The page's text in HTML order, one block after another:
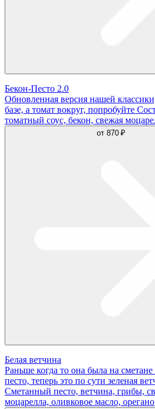
Бекон-Песто 2.0
Обновленная версия нашей
базе, а томат вокруг, попробуйте
томатный соус, бекон, свежая
от 870 ₽
Белая ветчина
Раньше когда то она была на сметане
песто, теперь это по сути зеленая
Сметанный песто, ветчина, грибы,
моцарелла, оливковое масло, орегано